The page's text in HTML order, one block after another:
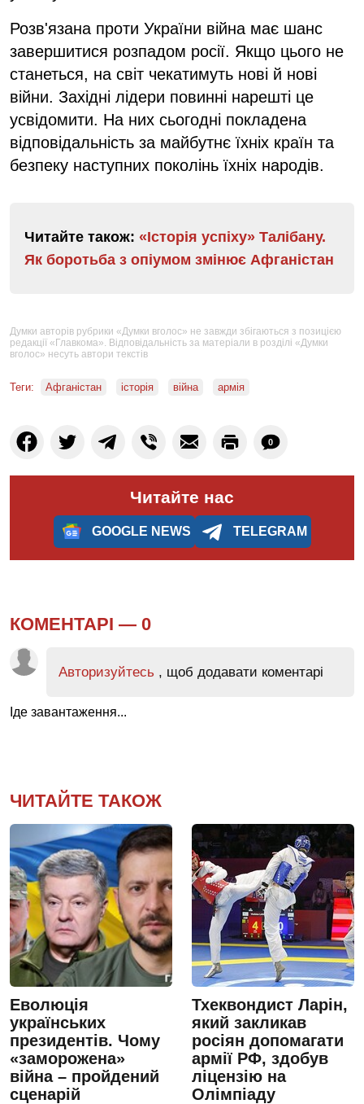
Розв'язана проти України війна має шанс
завершитися розпадом росії. Якщо цього не
станеться, на світ чекатимуть нові й нові
війни. Західні лідери повинні нарешті це
усвідомити. На них сьогодні покладена
відповідальність за майбутнє їхніх країн та
безпеку наступних поколінь їхніх народів.
Читайте також: «Історія успіху» Талібану.
Як боротьба з опіумом змінює Афганістан
Думки авторів рубрики «Думки вголос» не завжди збігаються з позицією
редакції «Главкома». Відповідальність за матеріали в розділі «Думки
вголос» несуть автори текстів
Теги: Афганістан історія війна армія
0
Читайте нас
GOOGLE NEWS TELEGRAM
КОМЕНТАРІ — 0
Авторизуйтесь , щоб додавати коментарі
Іде завантаження...
ЧИТАЙТЕ ТАКОЖ
Еволюція
українських
президентів. Чому
«заморожена»
війна – пройдений
сценарій
Тхеквондист Ларін,
який закликав
росіян допомагати
армії РФ, здобув
ліцензію на
Олімпіаду